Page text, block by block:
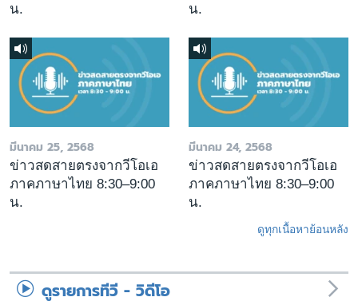
น.
น.
มีนาคม 25, 2568
ข่าวสดสายตรงจากวีโอเอ
ภาคภาษาไทย 8:30–9:00
น.
มีนาคม 24, 2568
ข่าวสดสายตรงจากวีโอเอ
ภาคภาษาไทย 8:30–9:00
น.
ดูทุกเนื้อหาย้อนหลัง
ดูรายการทีวี - วิดีโอ